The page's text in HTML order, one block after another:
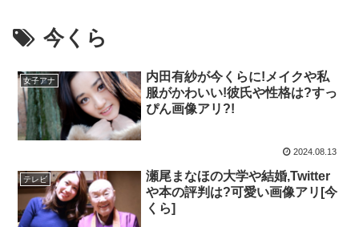
今くら
女子アナ
内田有紗が今くらに!メイクや私
服がかわいい!彼氏や性格は?すっ
ぴん画像アリ?!
2024.08.13
テレビ
瀬尾まなほの大学や結婚,Twitter
や本の評判は?可愛い画像アリ[今
くら]